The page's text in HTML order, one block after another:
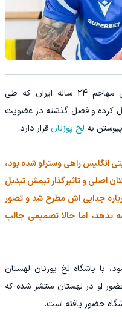
به گزارش "ورزش سه"، اللهیار صیادمنش مهاجم 24 ساله ایران که طی
کرده و فصل گذشته در عضویت
به لخ پوزنانقرار دارد.
انگلیس راهی وسترلو شده بود،
اصلی و تاثیرگذار تیمش تبدیل
جدایی اش مطرح شد و تصور
بدهد، اما حالا تصمیمی جالب
با باشگاه لخ پوزنان لهستان
او در لهستان منتشر شده که
حضور یافته است.